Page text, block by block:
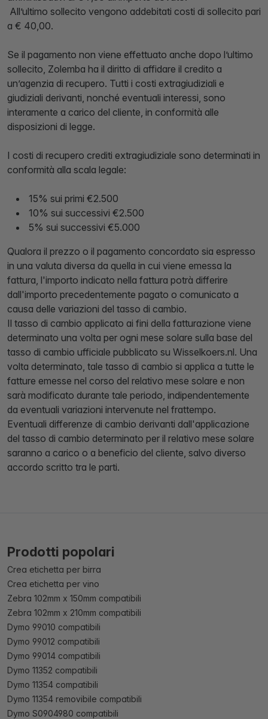
All’ultimo sollecito vengono addebitati costi di sollecito pari
a € 40,00.
Se il pagamento non viene effettuato anche dopo l’ultimo
sollecito, Zolemba ha il diritto di affidare il credito a
un’agenzia di recupero. Tutti i costi extragiudiziali e
giudiziali derivanti, nonché eventuali interessi, sono
interamente a carico del cliente, in conformità alle
disposizioni di legge.
I costi di recupero crediti extragiudiziale sono determinati in
conformità alla scala legale:
15% sui primi €2.500
10% sui successivi €2.500
5% sui successivi €5.000
Qualora il prezzo o il pagamento concordato sia espresso
in una valuta diversa da quella in cui viene emessa la
fattura, l'importo indicato nella fattura potrà differire
dall'importo precedentemente pagato o comunicato a
causa delle variazioni del tasso di cambio.
Il tasso di cambio applicato ai fini della fatturazione viene
determinato una volta per ogni mese solare sulla base del
tasso di cambio ufficiale pubblicato su Wisselkoers.nl. Una
volta determinato, tale tasso di cambio si applica a tutte le
fatture emesse nel corso del relativo mese solare e non
sarà modificato durante tale periodo, indipendentemente
da eventuali variazioni intervenute nel frattempo.
Eventuali differenze di cambio derivanti dall'applicazione
del tasso di cambio determinato per il relativo mese solare
saranno a carico o a beneficio del cliente, salvo diverso
accordo scritto tra le parti.
Prodotti popolari
Crea etichetta per birra
Crea etichetta per vino
Zebra 102mm x 150mm compatibili
Zebra 102mm x 210mm compatibili
Dymo 99010 compatibili
Dymo 99012 compatibili
Dymo 99014 compatibili
Dymo 11352 compatibili
Dymo 11354 compatibili
Dymo 11354 removibile compatibili
Dymo S0904980 compatibili